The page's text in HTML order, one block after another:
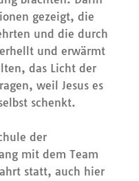
gezeigt, die
und die durch
und erwärmt
das Licht der
weil Jesus es
schenkt.
der
mit dem Team
statt, auch hier